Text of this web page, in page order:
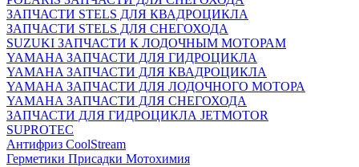
ЗАПЧАСТИ STELS ДЛЯ КВАДРОЦИКЛА
ЗАПЧАСТИ STELS ДЛЯ СНЕГОХОДА
SUZUKI ЗАПЧАСТИ К ЛОДОЧНЫМ МОТОРАМ
YAMAHA ЗАПЧАСТИ ДЛЯ ГИДРОЦИКЛА
YAMAHA ЗАПЧАСТИ ДЛЯ КВАДРОЦИКЛА
YAMAHA ЗАПЧАСТИ ДЛЯ ЛОДОЧНОГО МОТОРА
YAMAHA ЗАПЧАСТИ ДЛЯ СНЕГОХОДА
ЗАПЧАСТИ ДЛЯ ГИДРОЦИКЛА JETMOTOR
SUPROTEC
Антифриз CoolStream
Герметики Присадки Мотохимия